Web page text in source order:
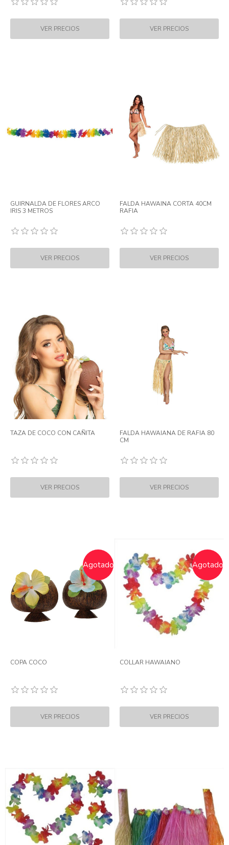
GUIRNALDA DE FLORES ARCO
IRIS 3 METROS
FALDA HAWAINA CORTA 40CM
RAFIA
TAZA DE COCO CON CAÑITA
FALDA HAWAIANA DE RAFIA 80
CM
Agotado
COPA COCO
Agotado
COLLAR HAWAIANO